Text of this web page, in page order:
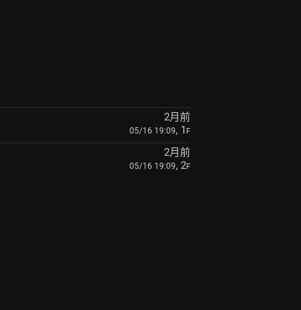
2月前
05/16 19:09, 1 F
2月前
05/16 19:09, 2F